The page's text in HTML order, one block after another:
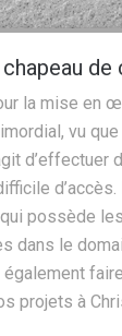
la mise en
vu
d’effectuer
possède
dans le
projets à